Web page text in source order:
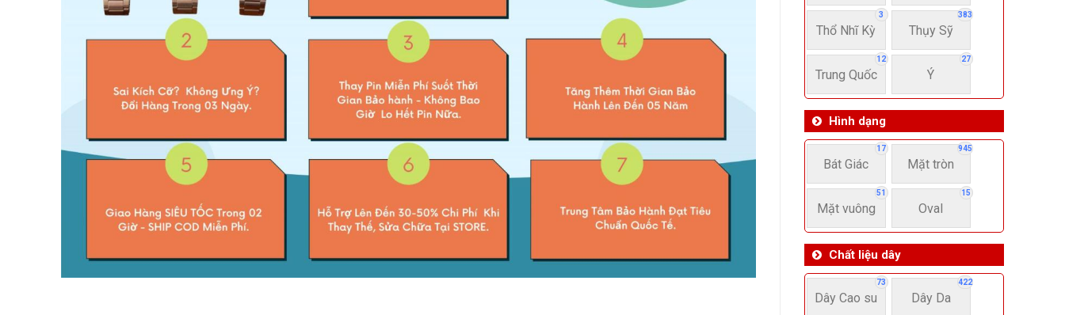
3
Thổ Nhĩ Kỳ
383
Thụy Sỹ
12
Trung Quốc
27
Ý
Hình dạng
17
Bát Giác
945
Mặt tròn
51
Mặt vuông
15
Oval
Chất liệu dây
73
Dây Cao su
422
Dây Da